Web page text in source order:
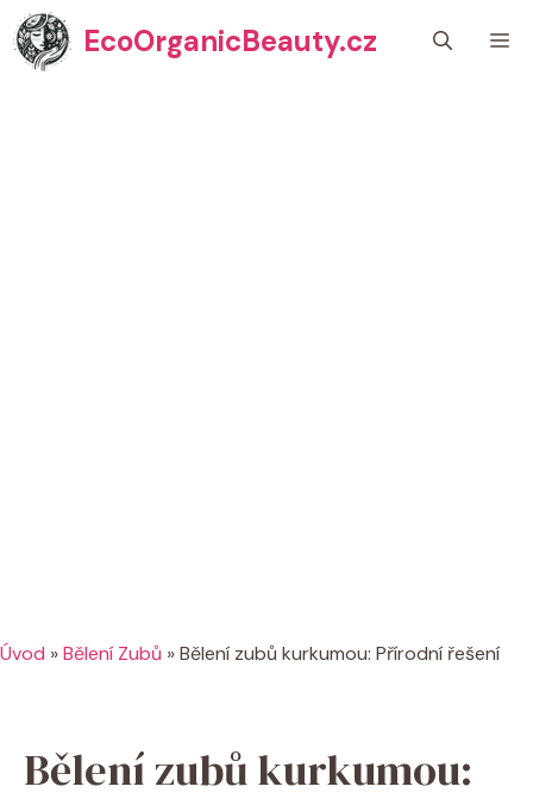
Přeskočit
na
obsah
EcoOrganicBeauty.cz
Úvod »Bělení Zubů »Bělení zubů kurkumou: Přírodní řešení
Bělení zubů kurkumou: